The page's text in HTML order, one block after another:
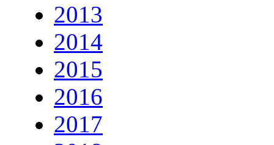
2013
2014
2015
2016
2017